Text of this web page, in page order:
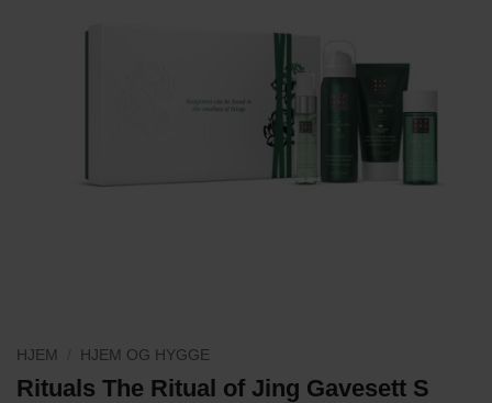
HJEM HJEM OG HYGGE
Rituals The Ritual of Jing Gavesett S